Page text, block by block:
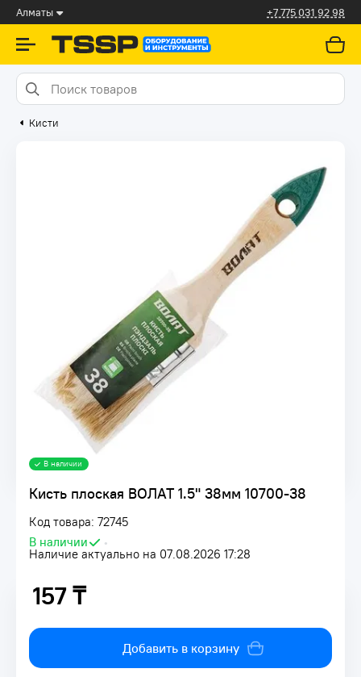
Алматы +7 775 031 92 98
Кисти
Кисть плоская ВОЛАТ 1.5" 38мм 10700-38
Код товара: 72745
В наличии
•
Наличие актуально на 07.08.2026 17:28
В наличии
157 ₸
157 ₸
Добавить в корзину